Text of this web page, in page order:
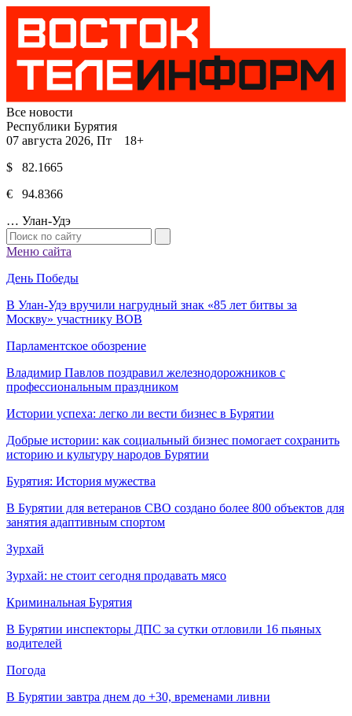
Все новости
Республики Бурятия
07 августа 2026, Пт 18+
$ 82.1665
€ 94.8366
… Улан-Удэ
Меню сайта
День Победы
В Улан-Удэ вручили нагрудный знак «85 лет битвы за
Москву» участнику ВОВ
Парламентское обозрение
Владимир Павлов поздравил железнодорожников с
профессиональным праздником
Истории успеха: легко ли вести бизнес в Бурятии
Добрые истории: как социальный бизнес помогает сохранить
историю и культуру народов Бурятии
Бурятия: История мужества
В Бурятии для ветеранов СВО создано более 800 объектов для
занятия адаптивным спортом
Зурхай
Зурхай: не стоит сегодня продавать мясо
Криминальная Бурятия
В Бурятии инспекторы ДПС за сутки отловили 16 пьяных
водителей
Погода
В Бурятии завтра днем до +30, временами ливни